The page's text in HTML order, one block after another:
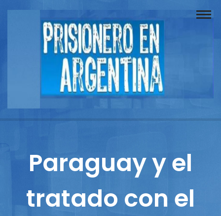
Buscador
Documentos
Reportajes
Columnistas
Paraguay y el
tratado con el